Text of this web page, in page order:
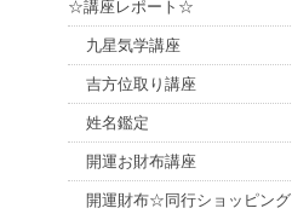
☆講座レポート☆
九星気学講座
吉方位取り講座
姓名鑑定
開運お財布講座
開運財布☆同行ショッピング